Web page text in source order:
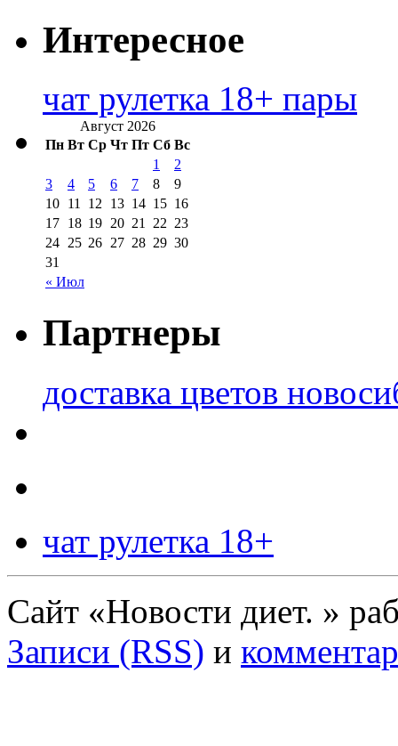
Интересное
чат рулетка 18+ пары
Август 2026
Пн Вт Ср Чт Пт Сб Вс
« Июл
1
2
3
4 5 6 7 8
9
10 11 12 13 14 15 16
17 18 19 20 21 22 23
24 25 26 27 28 29 30
31
Партнеры
доставка цветов
чат рулетка 18+
Сайт «Новости диет. »
Записи (RSS) и